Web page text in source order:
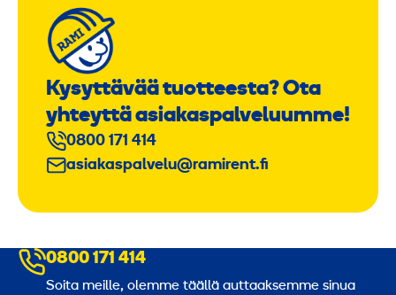
Kysyttävää tuotteesta? Ota
yhteyttä asiakaspalveluumme!
0800 171 414
asiakaspalvelu@ramirent.fi
0800 171 414
Soita meille, olemme täällä auttaaksemme sinua